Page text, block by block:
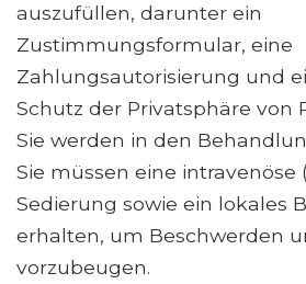
auszufüllen, darunter ein
Zustimmungsformular, eine
Zahlungsautorisierung und
Schutz der Privatsphäre von
Sie werden in den
Sie müssen eine intravenöse
Sedierung sowie ein lokales
erhalten, um Beschwerden
vorzubeugen.